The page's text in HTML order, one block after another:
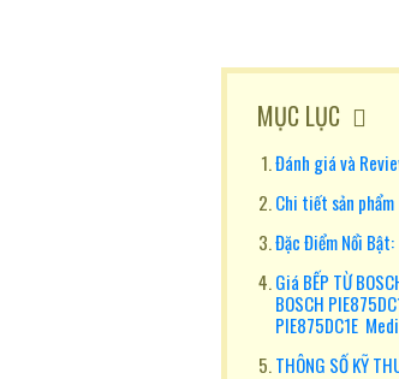
MỤC LỤC
Đánh giá và
Chi tiết sản phẩm
Đặc Điểm Nổi Bật:
Giá BẾP TỪ
BOSCH
PIE875DC1E
THÔNG SỐ KỸ